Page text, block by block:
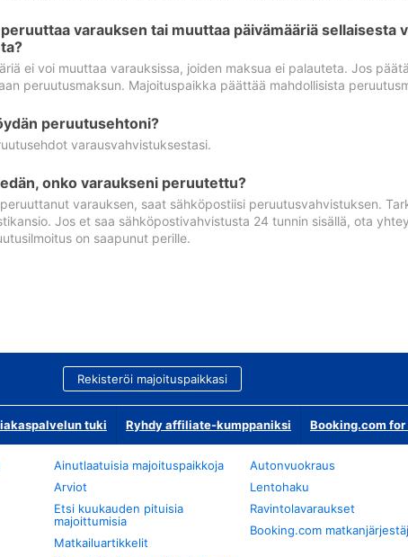
varauksen tai muuttaa päivämääriä sellaisesta
ei voi muuttaa varauksissa, joiden maksua ei palauteta. Jos
peruutusmaksun. Majoituspaikka päättää mahdollisista
peruutusehtoni?
varausvahvistuksestasi.
onko varaukseni peruutettu?
varauksen, saat sähköpostiisi peruutusvahvistuksen.
Jos et saa sähköpostivahvistusta 24 tunnin sisällä, ota
on saapunut perille.
Rekisteröi majoituspaikkasi
tuki Ryhdy affiliate-kumppaniksi Booking.com for
Ainutlaatuisia majoituspaikkoja
Arviot
Etsi kuukauden pituisia
majoittumisia
Matkailuartikkelit
Autonvuokraus
Lentohaku
Ravintolavaraukset
Booking.com